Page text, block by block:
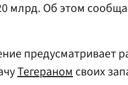
млрд. Об этом
предусматривает
Тегераномсвоих